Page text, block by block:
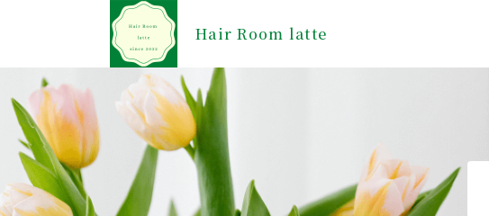
Hair Room latte